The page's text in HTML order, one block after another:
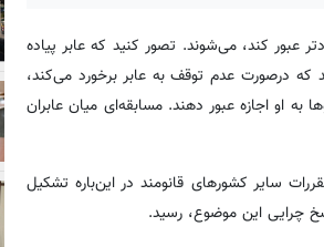
عبور کند، می‌شوند. تصور کنید که عابر پیاده
که درصورت عدم توقف به عابر برخورد می‌کند،
او اجازه عبور دهند. مسابقه‌ای میان عابران
سایر کشورهای قانومند در این‌باره تشکیل
چرایی این موضوع، رسید.